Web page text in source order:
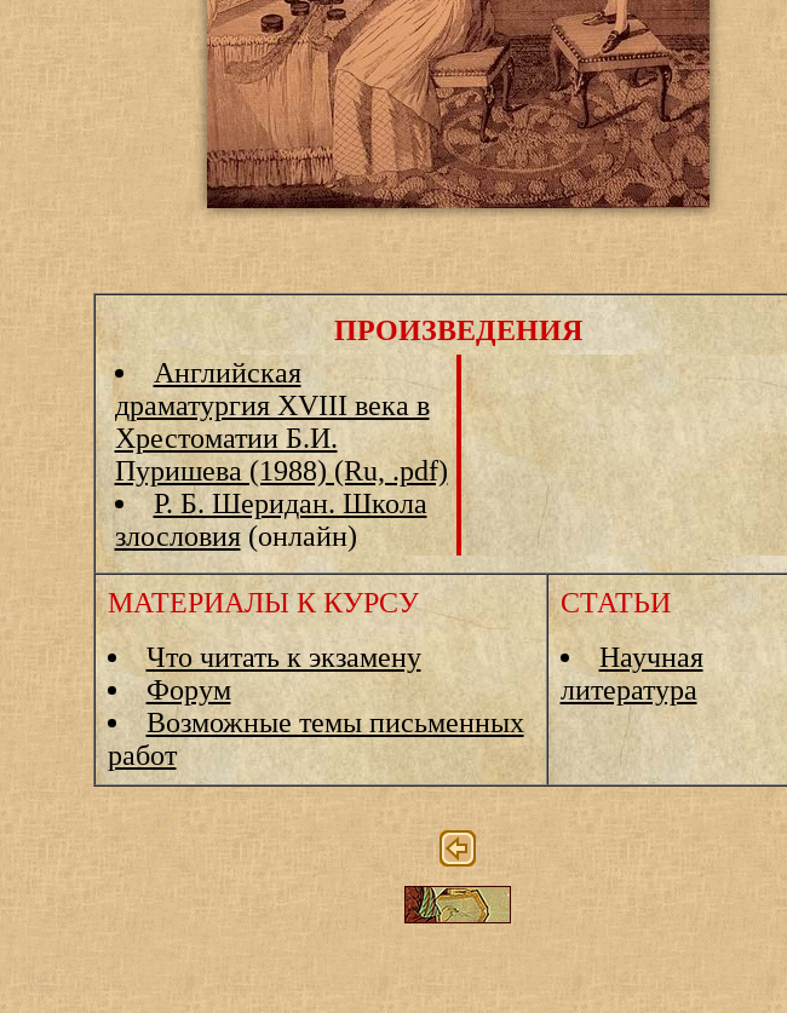
ПРОИЗВЕДЕНИЯ
Английская
драматургия XVIII века в
Хрестоматии Б.И.
Пуришева (1988) (Ru, .pdf)
Р. Б. Шеридан. Школа
злословия(онлайн)
МАТЕРИАЛЫ К КУРСУ
Что читать к экзамену
Форум
Возможные темы письменных
работ
СТАТЬИ
Научная
литература